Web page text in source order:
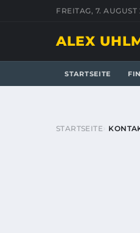
FREITAG, 7. AUGUST
ALEX
STARTSEITE
STARTSEITE